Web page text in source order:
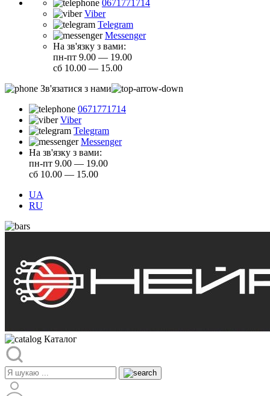
0671771714
Viber
Telegram
Messenger
На зв'язку з вами:
пн-пт 9.00 — 19.00
сб 10.00 — 15.00
Зв'язатися з нами
0671771714
Viber
Telegram
Messenger
На зв'язку з вами:
пн-пт 9.00 — 19.00
сб 10.00 — 15.00
UA
RU
Каталог